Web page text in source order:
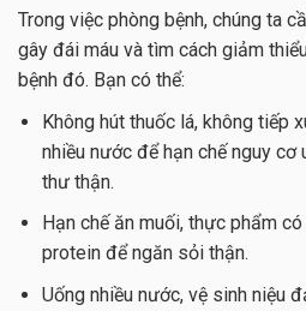
Trong việc phòng bệnh, chúng ta
gây đái máu và tìm cách giảm
bệnh đó. Bạn có thể:
Không hút thuốc lá, không tiếp
nhiều nước để hạn chế nguy cơ
thư thận.
Hạn chế ăn muối, thực phẩm
protein để ngăn sỏi thận.
Uống nhiều nước, vệ sinh niệu